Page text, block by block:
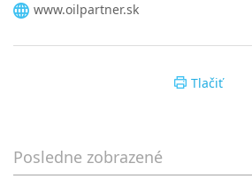
www.oilpartner.sk
Tlačiť
Posledne zobrazené